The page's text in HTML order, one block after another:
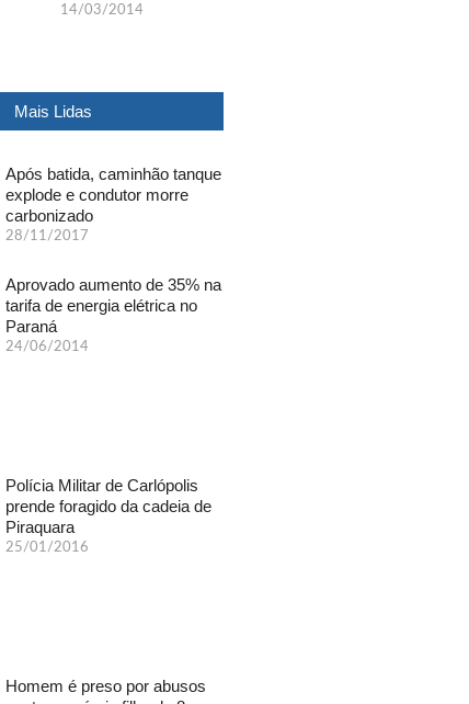
14/03/2014
Mais Lidas
Após batida, caminhão tanque
explode e condutor morre
carbonizado
28/11/2017
Aprovado aumento de 35% na
tarifa de energia elétrica no
Paraná
24/06/2014
Polícia Militar de Carlópolis
prende foragido da cadeia de
Piraquara
25/01/2016
Homem é preso por abusos